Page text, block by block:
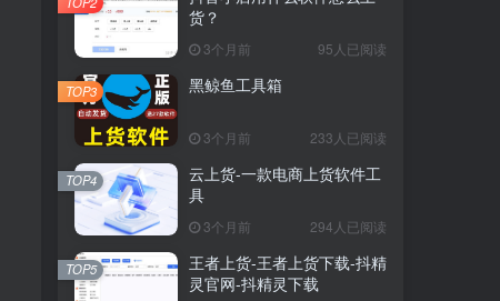
货？
3个月前 95人已阅读
黑鲸鱼工具箱
3个月前 233人已阅读
TOP3
云上货-一款电商上货软件工
具
3个月前 294人已阅读
TOP4
王者上货-王者上货下载-抖精
灵官网-抖精灵下载
TOP5